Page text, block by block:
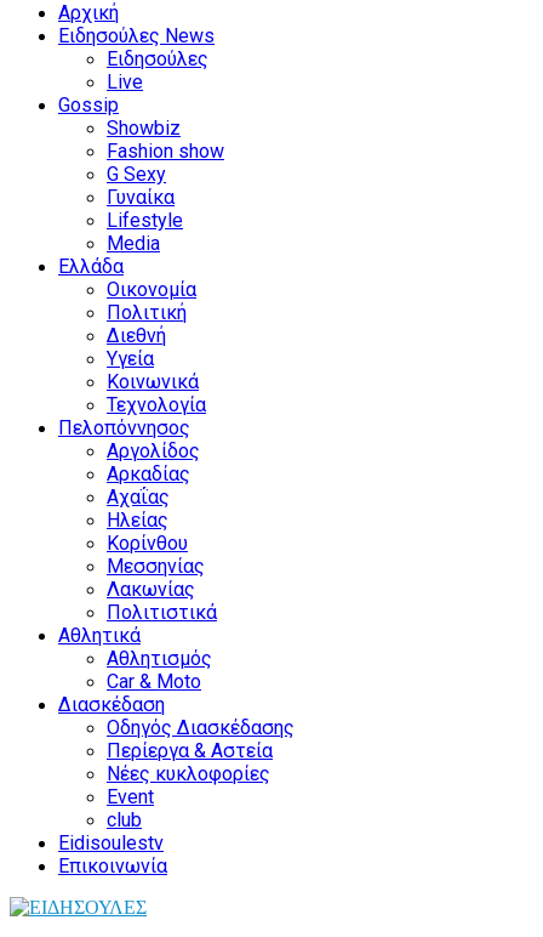
Αρχική
Ειδησούλες News
Ειδησούλες
Live
Gossip
Showbiz
Fashion show
G Sexy
Γυναίκα
Lifestyle
Media
Ελλάδα
Οικονομία
Πολιτική
Διεθνή
Υγεία
Κοινωνικά
Τεχνολογία
Πελοπόννησος
Αργολίδος
Αρκαδίας
Αχαΐας
Ηλείας
Κορίνθου
Μεσσηνίας
Λακωνίας
Πολιτιστικά
Αθλητικά
Αθλητισμός
Car & Moto
Διασκέδαση
Οδηγός Διασκέδασης
Περίεργα & Αστεία
Νέες κυκλοφορίες
Event
club
Eidisoulestv
Επικοινωνία